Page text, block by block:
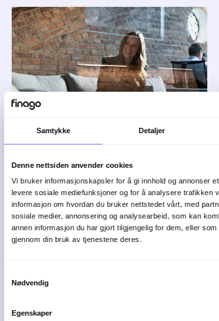
Samtykke Detaljer
Denne nettsiden anvender cookies
Vi bruker informasjonskapsler for å gi innhold og annonser
levere sosiale mediefunksjoner og for å analysere trafikken
informasjon om hvordan du bruker nettstedet vårt, med
sosiale medier, annonsering og analysearbeid, som kan
annen informasjon du har gjort tilgjengelig for dem, eller
gjennom din bruk av tjenestene deres.
Nødvendig
Egenskaper
bør bytte ...
De fleste bedrifter starter enkelt. Et ...
04-08-26